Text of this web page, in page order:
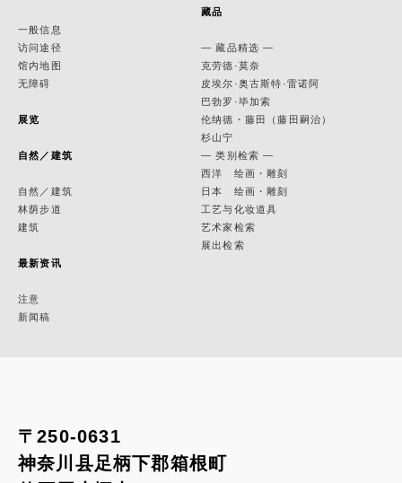
一般信息
访问途径
馆内地图
无障碍
展览
自然／建筑
自然／建筑
林荫步道
建筑
最新资讯
注意
新闻稿
藏品
— 藏品精选 —
克劳德·莫奈
皮埃尔·奥古斯特·雷诺阿
巴勃罗·毕加索
伦纳德・藤田（藤田嗣治）
杉山宁
— 类别检索 —
西洋 绘画・雕刻
日本 绘画・雕刻
工艺与化妆道具
艺术家检索
展出检索
〒250-0631
神奈川县足柄下郡箱根町